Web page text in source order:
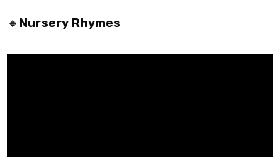
🔸 Nursery Rhymes